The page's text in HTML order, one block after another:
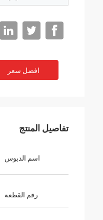
افضل سعر
تفاصيل المنتج
اسم الدبوس
رقم القطعة